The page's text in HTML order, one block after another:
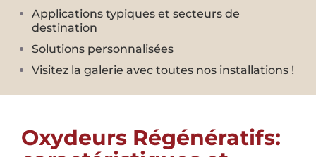
Applications typiques et secteurs de
destination
Solutions personnalisées
Visitez la galerie avec toutes nos installations !
Oxydeurs Régénératifs: